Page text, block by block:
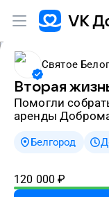
Святое
Вторая
Помогли собрать средства на оплату 4-х месяцев
аренды
Белгород
120 000 ₽